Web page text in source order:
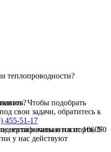
теплопроводности?
Чтобы подобрать
свои задачи, обратитесь к
455-51-17
начинаются от 106050
у нас действуют
сертификаты и паспорта. У